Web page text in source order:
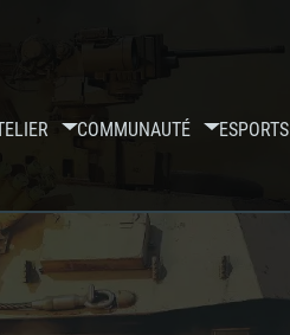
COMMUNAUTÉ ESPORTS